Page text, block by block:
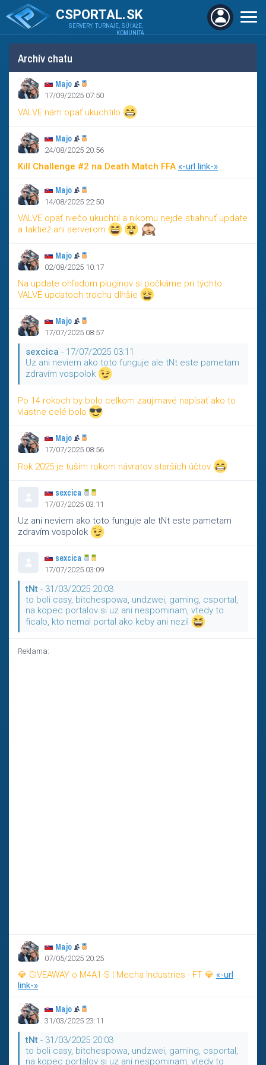
CSPORTAL.SK
SERVERY, TURNAJE, SÚŤAŽE,
KOMUNITA
Archív chatu
Majo
17/09/2025 07:50
VALVE nám opäť ukuchtilo
Majo
24/08/2025 20:56
Kill Challenge #2 na Death Match FFA «-url link-»
Majo
14/08/2025 22:50
VALVE opäť niečo ukuchtil a nikomu nejde stiahnuť update
a taktiež ani serverom
Majo
02/08/2025 10:17
Na update ohľadom pluginov si počkáme pri týchto
VALVE updatoch trochu dlhšie
Majo
17/07/2025 08:57
sexcica - 17/07/2025 03:11
Uz ani neviem ako toto funguje ale tNt este pametam
zdravím vospolok
Po 14 rokoch by bolo celkom zaujimavé napísať ako to
vlastne celé bolo
Majo
17/07/2025 08:56
Rok 2025 je tuším rokom návratov starších účtov
sexcica
17/07/2025 03:11
Uz ani neviem ako toto funguje ale tNt este pametam
zdravím vospolok
sexcica
17/07/2025 03:09
tNt - 31/03/2025 20:03
to boli casy, bitchespowa, undzwei, gaming, csportal,
na kopec portalov si uz ani nespominam, vtedy to
ficalo, kto nemal portal ako keby ani nezil
Reklama:
Majo
07/05/2025 20:25
💎 GIVEAWAY o M4A1-S | Mecha Industries - FT 💎 «-url
link-»
Majo
31/03/2025 23:11
tNt - 31/03/2025 20:03
to boli casy, bitchespowa, undzwei, gaming, csportal,
na kopec portalov si uz ani nespominam, vtedy to